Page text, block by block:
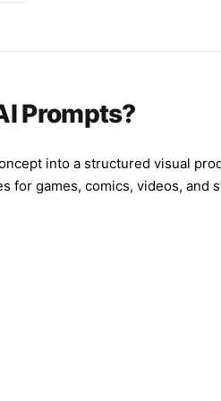
Prompts?
into a structured visual
for games, comics, videos, and